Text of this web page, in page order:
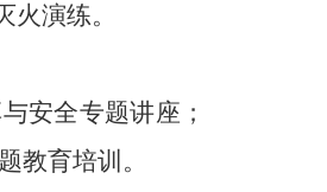
演练。
安全专题讲座；
教育培训。